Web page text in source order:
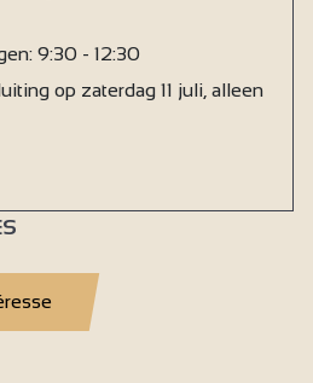
9:30 - 12:30
op zaterdag 11 juli, alleen